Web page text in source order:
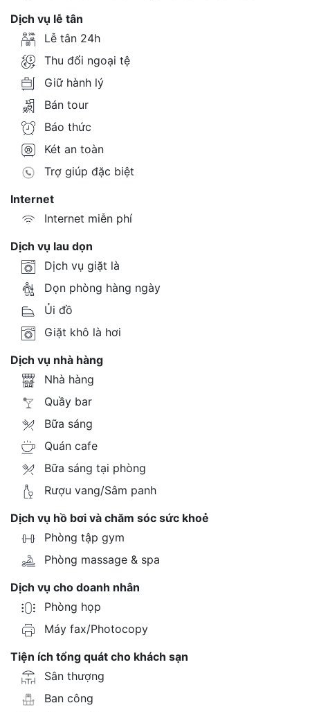
Dịch vụ lễ tân
Lễ tân 24h
Thu đổi ngoại tệ
Giữ hành lý
Bán tour
Báo thức
Két an toàn
Trợ giúp đặc biệt
Internet
Internet miễn phí
Dịch vụ lau dọn
Dịch vụ giặt là
Dọn phòng hàng ngày
Ủi đồ
Giặt khô là hơi
Dịch vụ nhà hàng
Nhà hàng
Quầy bar
Bữa sáng
Quán cafe
Bữa sáng tại phòng
Rượu vang/Sâm panh
Dịch vụ hồ bơi và chăm sóc sức khoẻ
Phòng tập gym
Phòng massage & spa
Dịch vụ cho doanh nhân
Phòng họp
Máy fax/Photocopy
Tiện ích tổng quát cho khách sạn
Sân thượng
Ban công